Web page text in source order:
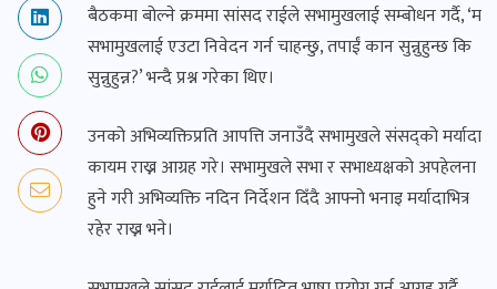
बैठकमा बोल्ने क्रममा सांसद राईले सभामुखलाई सम्बोधन गर्दै, ‘म
सभामुखलाई एउटा निवेदन गर्न चाहन्छु, तपाईं कान सुन्नुहुन्छ कि
सुन्नुहुन्न?’ भन्दै प्रश्न गरेका थिए।
उनको अभिव्यक्तिप्रति आपत्ति जनाउँदै सभामुखले संसद्को मर्यादा
कायम राख्न आग्रह गरे। सभामुखले सभा र सभाध्यक्षको अपहेलना
हुने गरी अभिव्यक्ति नदिन निर्देशन दिँदै आफ्नो भनाइ मर्यादाभित्र
रहेर राख्न भने।